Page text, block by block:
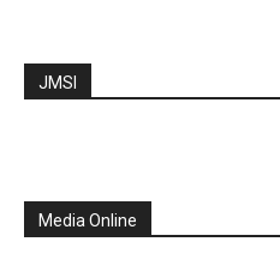
JMSI
Media Online